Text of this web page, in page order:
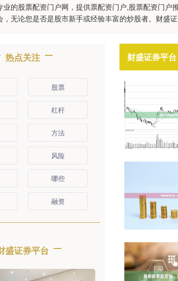
业的股票配资门户网，提供票配资门户,股票配资门
无论您是否是股市新手或经验丰富的炒股者。财盛
财盛证券平
热点关注
股票
杠杆
方法
风险
哪些
融资
盛证券平台